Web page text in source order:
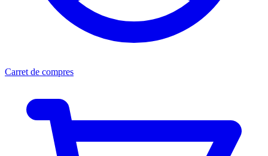
Carret de compres